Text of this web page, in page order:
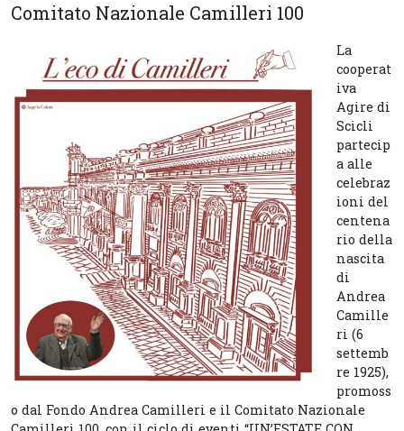
Comitato Nazionale Camilleri 100
La
cooperat
iva
Agire di
Scicli
partecip
a alle
celebraz
ioni del
centena
rio della
nascita
di
Andrea
Camille
ri (6
settemb
re 1925),
promoss
o dal Fondo Andrea Camilleri e il Comitato Nazionale